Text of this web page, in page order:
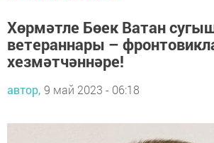
Хөрмәтле Бөек Ватан
ветераннары –
хезмәтчәннәре!
автор, 9 май 2023 - 06:18